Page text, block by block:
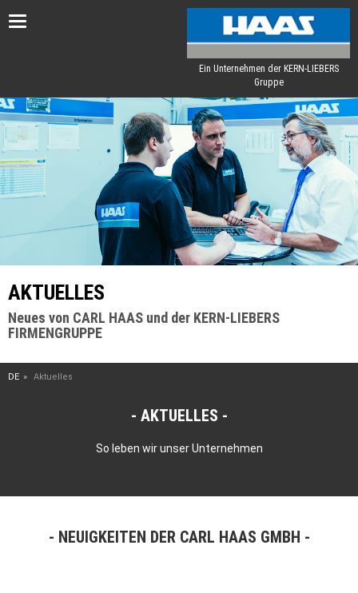
Toggle
Ein Unternehmen der KERN-LIEBERS
Gruppe
AKTUELLES
Neues von CARL HAAS und der KERN-LIEBERS
FIRMENGRUPPE
DE Aktuelles
AKTUELLES
So leben wir unser Unternehmen
NEUIGKEITEN DER CARL HAAS GMBH